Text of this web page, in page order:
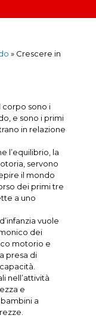
» Crescere in
corpo sono i
e sono i primi
in relazione
l’equilibrio, la
servono
il mondo
dei primi tre
a uno
vuole
dei
motorio e
presa di
nell’attività
e
a